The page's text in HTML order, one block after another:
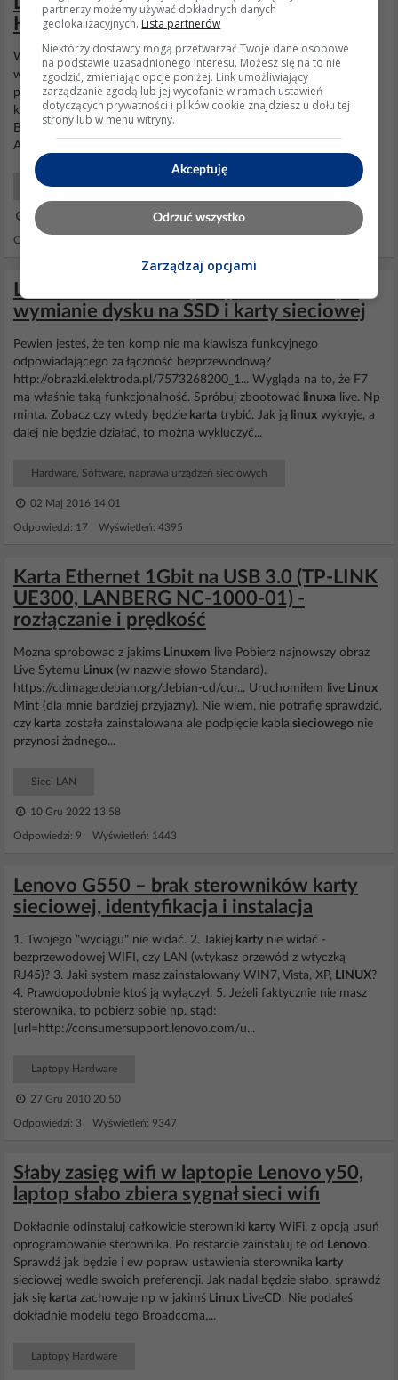
Hybrydowa karta sieciowa.
Witam, posiadam laptop Lenovo
G580. Kupiony z 6 lat temu może
więcej, pamiętam, że po pierwszym przeinstalowaniu windowsa
przestało działać bluetooth (windows 10 nie ogarnia że jest, brak
kafelka BT po prawej). W urządzeniachsieciowychwidzę: - Karta
Broadcom 802.11n Network Adapter - Qualcomm Atheros
AR8162/8166/8168 PCI-E Fast Ethernet Controller...
Laptopy Hardware
15 Lut 2018 18:25
Odpowiedzi: 35 Wyświetleń: 15069
Lenovo U310 - Brak połączenia WiFi po
wymianie dysku na SSD i karty sieciowej
Pewien jesteś, że ten komp nie ma klawisza funkcyjnego
odpowiadającego za łączność bezprzewodową?
http://obrazki.elektroda.pl/7573268200_1... Wygląda na to, że F7
ma właśnie taką funkcjonalność. Spróbuj zbootować linuxa live. Np
minta. Zobacz czy wtedy będzie karta trybić. Jak ją linux wykryje, a
dalej nie będzie działać, to można wykluczyć...
Hardware, Software, naprawa urządzeń sieciowych
02 Maj 2016 14:01
Odpowiedzi: 17 Wyświetleń: 4395
Karta Ethernet 1Gbit na USB 3.0 (TP-LINK
UE300, LANBERG NC-1000-01) -
rozłączanie i prędkość
Mozna sprobowac z jakims Linuxem live Pobierz najnowszy obraz
Live Sytemu Linux (w nazwie słowo Standard).
https://cdimage.debian.org/debian-cd/cur... Uruchomiłem live Linux
Mint (dla mnie bardziej przyjazny). Nie wiem, nie potrafię sprawdzić,
czy karta została zainstalowana ale podpięcie kabla sieciowego nie
przynosi żadnego...
Sieci LAN
10 Gru 2022 13:58
Odpowiedzi: 9 Wyświetleń: 1443
Lenovo G550 – brak sterowników karty
sieciowej, identyfikacja i instalacja
1. Twojego "wyciągu" nie widać. 2. Jakiej karty nie widać -
bezprzewodowej WIFI, czy LAN (wtykasz przewód z wtyczką
RJ45)? 3. Jaki system masz zainstalowany WIN7, Vista, XP, LINUX?
4. Prawdopodobnie ktoś ją wyłączył. 5. Jeżeli faktycznie nie masz
sterownika, to pobierz sobie np. stąd:
[url=http://consumersupport.lenovo.com/u...
Laptopy Hardware
27 Gru 2010 20:50
Odpowiedzi: 3 Wyświetleń: 9347
Słaby zasięg wifi w laptopie Lenovo y50,
laptop słabo zbiera sygnał sieci wifi
Dokładnie odinstaluj całkowicie sterowniki karty WiFi, z opcją usuń
oprogramowanie sterownika. Po restarcie zainstaluj te od Lenovo.
Sprawdź jak będzie i ew popraw ustawienia sterownika karty
sieciowej wedle swoich preferencji. Jak nadal będzie słabo, sprawdź
jak się karta zachowuje np w jakimś Linux LiveCD. Nie podałeś
dokładnie modelu tego Broadcoma,...
Laptopy Hardware
partnerzy możemy używać dokładnych danych
geolokalizacyjnych. Lista partnerów
Niektórzy dostawcy mogą przetwarzać Twoje dane osobowe
na podstawie uzasadnionego interesu. Możesz się na to nie
zgodzić, zmieniając opcje poniżej. Link umożliwiający
zarządzanie zgodą lub jej wycofanie w ramach ustawień
dotyczących prywatności i plików cookie znajdziesz u dołu tej
strony lub w menu witryny.
Akceptuję
Odrzuć wszystko
Zarządzaj opcjami